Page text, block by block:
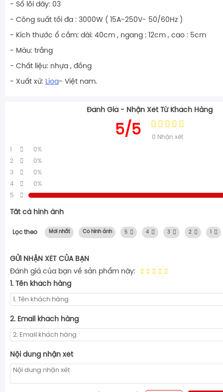
- Số lõi dây: 03
- Công suất tối đa : 3000W ( 15A-250V- 50/60Hz )
- Kích thước ổ cắm: dài: 40cm , ngang : 12cm , cao : 5cm
- Màu: trắng
- Chất liệu: nhựa , đồng
- Xuất xứ: Lioa- Việt nam.
Đánh Giá - Nhận Xét Từ Khách Hàng
5/5 0 Nhận xét
1
0%
2
0%
3
0%
4
0%
5
Tất cả hình ảnh
Lọc theo Mới nhất Có hình ảnh 5 4 3 2
GỬI NHẬN XÉT CỦA BẠN
Đánh giá của bạn về sản phẩm này:
1. Tên khách hàng
2. Email khách hàng
Nội dung nhận xét